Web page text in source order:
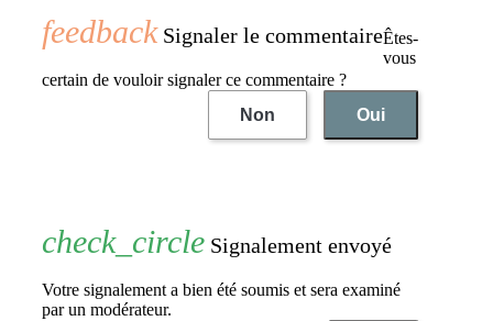
Signaler le commentaireÊtes-
vous
certain de vouloir signaler ce commentaire ?
Non
Oui
Signalement envoyé
Votre signalement a bien été soumis et sera examiné
par un modérateur.